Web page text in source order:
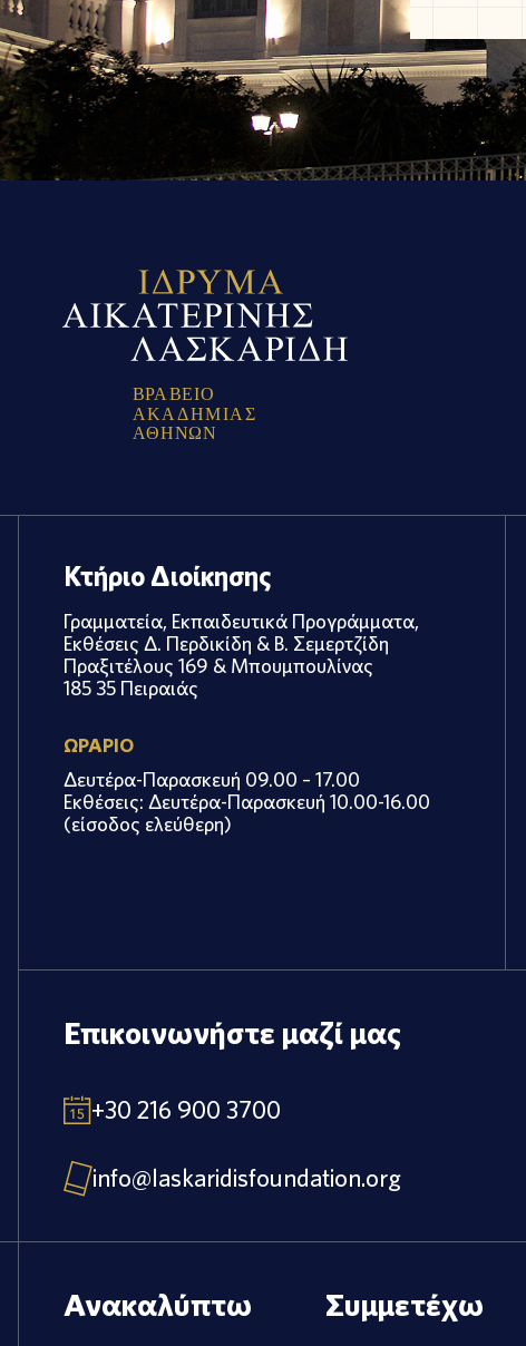
ΒΡΑ ΒΕΙΟ
ΑΚΑ ΔΗΜΙΑ Σ
ΑΘΗΝΩΝ
Κτήριο Διοίκησης
Γραμματεία, Εκπαιδευτικά Προγράμματα,
Εκθέσεις Δ. Περδικίδη & Β. Σεμερτζίδη
Πραξιτέλους 169 & Μπουμπουλίνας
185 35 Πειραιάς
ΩΡΑΡΙΟ
Δευτέρα-Παρασκευή 09.00 – 17.00
Εκθέσεις: Δευτέρα-Παρασκευή 10.00-16.00
(είσοδος ελεύθερη)
Επικοινωνήστε μαζί μας
+30 216 900 3700
info@laskaridisfoundation.org
Ανακαλύπτω Συμμετέχω